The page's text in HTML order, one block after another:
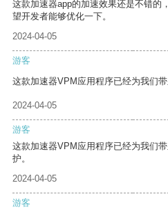
这款加速器app的加速效果还是不错的
望开发者能够优化一下。
2024-04-05
游客
这款加速器VPM应用程序已经为我们带
2024-04-05
游客
这款加速器VPM应用程序已经为我们
护。
2024-04-05
游客